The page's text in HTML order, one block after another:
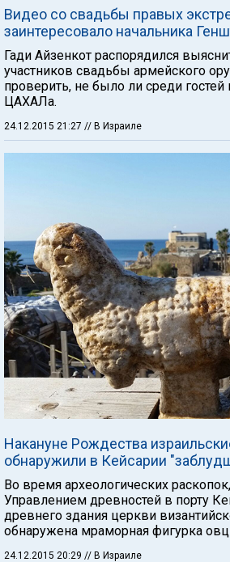
Видео со свадьбы правых
заинтересовало начальника
Гади Айзенкот распорядился
участников свадьбы армейского
проверить, не было ли среди
ЦАХАЛа.
24.12.2015 21:27 // В Израиле
Накануне Рождества
обнаружили в Кейсарии
Во время археологических
Управлением древностей в порту
древнего здания церкви
обнаружена мраморная фигурка
24.12.2015 20:29 // В Израиле